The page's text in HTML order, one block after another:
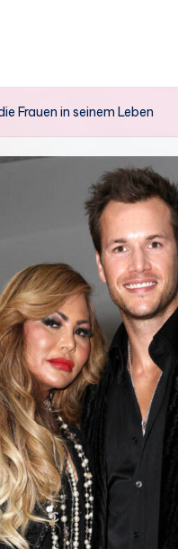
Frauen in seinem Leben